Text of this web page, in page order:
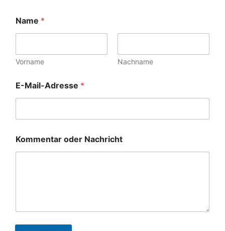
Name *
Vorname Nachname
E-Mail-Adresse *
Kommentar oder Nachricht